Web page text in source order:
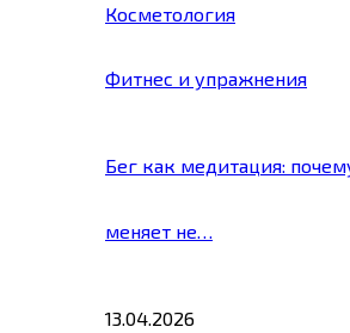
Косметология
Фитнес и упражнения
Бег как медитация:
меняет не…
13.04.2026